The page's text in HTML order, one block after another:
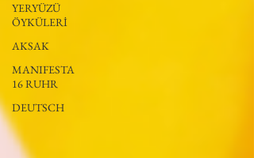
YERYÜZÜ
ÖYKÜLERİ
AKSAK
MANIFESTA
16 RUHR
DEUTSCH